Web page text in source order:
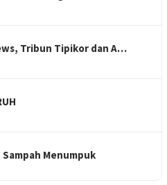
Tribun Tipikor dan A…
Menumpuk